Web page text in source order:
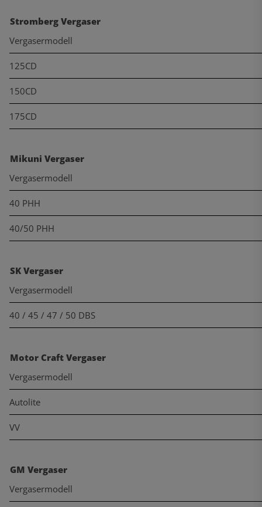
Stromberg Vergaser
Vergasermodell
125CD
150CD
175CD
Mikuni Vergaser
Vergasermodell
40 PHH
40/50 PHH
SK Vergaser
Vergasermodell
40 / 45 / 47 / 50 DBS
Motor Craft Vergaser
Vergasermodell
Autolite
VV
GM Vergaser
Vergasermodell